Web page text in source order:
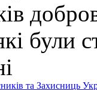
були